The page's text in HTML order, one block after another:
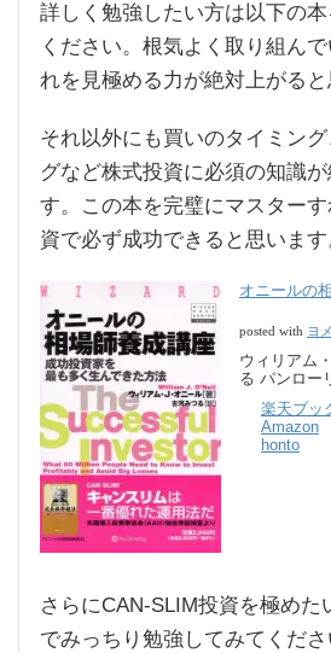
詳しく勉強したい方は以下の
ください。根気よく取り組ん
れを見極める力が絶対上がると
それ以外にも買いのタイミン
グなど株式投資に必須の知識
す。この本を完璧にマスター
資で必ず成功できると思います
オニールの
posted with ヨ
ウィリアム
る パンロー
楽天ブッ
Amazon
honto
さらにCAN-SLIM投資を極めた
でみっちり勉強してみてくだ